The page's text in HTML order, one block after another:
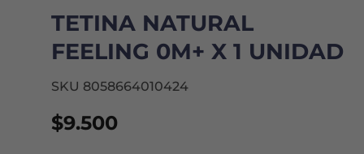
TETINA NATURAL
FEELING 0M+ X 1 UNIDAD
SKU 8058664010424
$9.500